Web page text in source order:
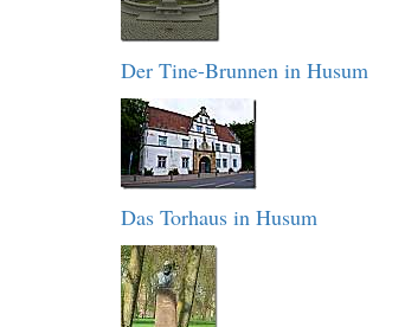
Der Tine-Brunnen in Husum
Das Torhaus in Husum